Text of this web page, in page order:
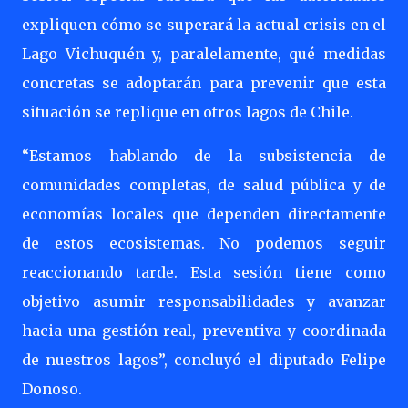
expliquen cómo se superará la actual crisis en el
Lago Vichuquén y, paralelamente, qué medidas
concretas se adoptarán para prevenir que esta
situación se replique en otros lagos de Chile.
“Estamos hablando de la subsistencia de
comunidades completas, de salud pública y de
economías locales que dependen directamente
de estos ecosistemas. No podemos seguir
reaccionando tarde. Esta sesión tiene como
objetivo asumir responsabilidades y avanzar
hacia una gestión real, preventiva y coordinada
de nuestros lagos”, concluyó el diputado Felipe
Donoso.